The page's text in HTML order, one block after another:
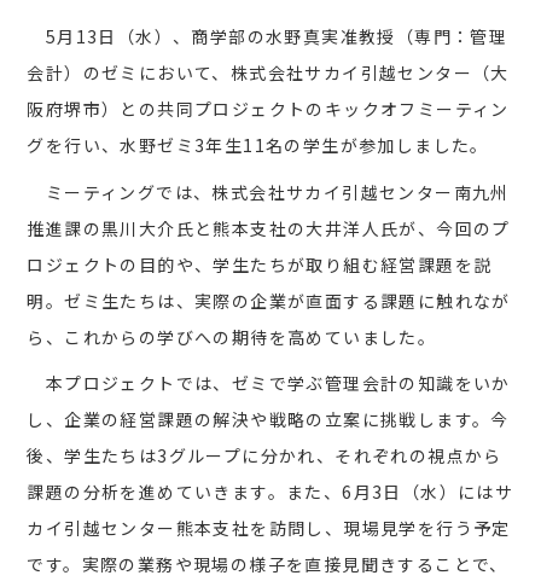
5月13日（水）、商学部の水野真実准教授（専門：管理
会計）のゼミにおいて、株式会社サカイ引越センター（大
阪府堺市）との共同プロジェクトのキックオフミーティン
グを行い、水野ゼミ3年生11名の学生が参加しました。
ミーティングでは、株式会社サカイ引越センター南九州
推進課の黒川大介氏と熊本支社の大井洋人氏が、今回のプ
ロジェクトの目的や、学生たちが取り組む経営課題を説
明。ゼミ生たちは、実際の企業が直面する課題に触れなが
ら、これからの学びへの期待を高めていました。
本プロジェクトでは、ゼミで学ぶ管理会計の知識をいか
し、企業の経営課題の解決や戦略の立案に挑戦します。今
後、学生たちは3グループに分かれ、それぞれの視点から
課題の分析を進めていきます。また、6月3日（水）にはサ
カイ引越センター熊本支社を訪問し、現場見学を行う予定
です。実際の業務や現場の様子を直接見聞きすることで、